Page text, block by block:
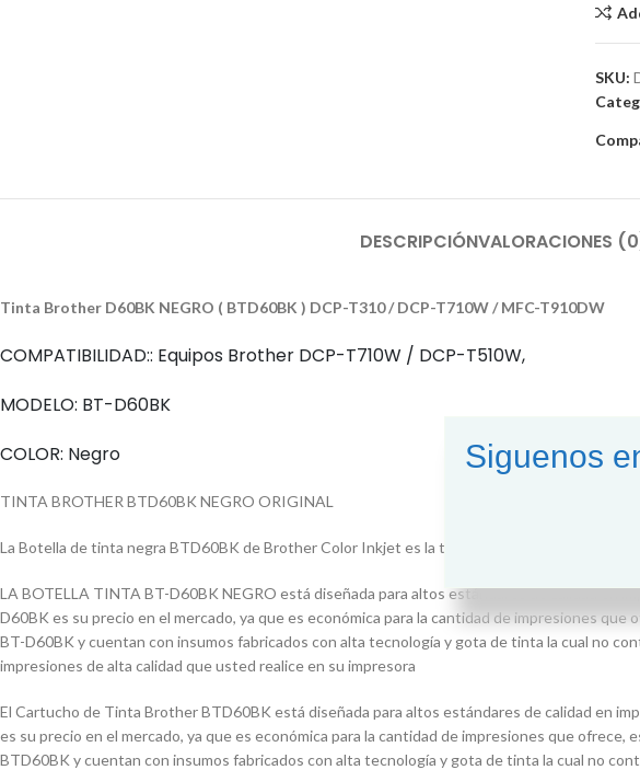
SKU:
DESCRIPCIÓNVALORACIONES
Tinta Brother D60BK NEGRO ( BTD60BK ) DCP-T310 / DCP-T710W / MFC-T910DW
COMPATIBILIDAD:: Equipos Brother DCP-T710W / DCP-T510W,
MODELO: BT-D60BK
COLOR: Negro
TINTA BROTHER BTD60BK NEGRO ORIGINAL
La Botella de tinta negra BTD60BK de Brother Color Inkjet es la tecnología perfecta para tu
LA BOTELLA TINTA BT-D60BK NEGRO está diseñada para altos estándares de calidad en
D60BK es su precio en el mercado, ya que es económica para la cantidad de impresiones
BT-D60BK y cuentan con insumos fabricados con alta tecnología y gota de tinta la cual no
impresiones de alta calidad que usted realice en su impresora
El Cartucho de Tinta Brother BTD60BK está diseñada para altos estándares de calidad en
es su precio en el mercado, ya que es económica para la cantidad de impresiones que
BTD60BK y cuentan con insumos fabricados con alta tecnología y gota de tinta la cual no
Siguenos